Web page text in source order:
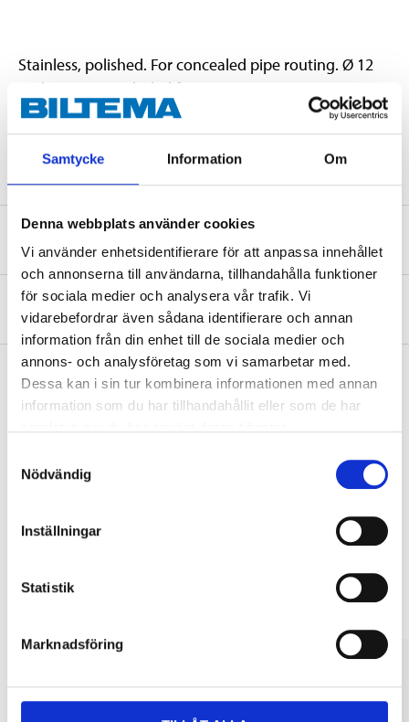
Samtycke Information Om
Denna webbplats använder cookies
Vi använder enhetsidentifierare för att anpassa innehållet
och annonserna till användarna, tillhandahålla funktioner
för sociala medier och analysera vår trafik. Vi
vidarebefordrar även sådana identifierare och annan
information från din enhet till de sociala medier och
annons- och analysföretag som vi samarbetar med.
Dessa kan i sin tur kombinera informationen med annan
information som du har tillhandahållit eller som de har
Nödvändig
Inställningar
Statistik
Marknadsföring
Stainless, polished. For concealed pipe routing. Ø 12
and 15 cones included for copper pipes. Dimensions:
220 x 60 mm. Complete with HVAC screws.
About the manufacturer
Pay & Collect
Other customers also bought